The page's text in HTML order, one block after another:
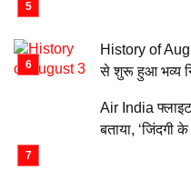
History of
से शुरू हुआ भव्य
Air India
बताया, ‘जिंदगी